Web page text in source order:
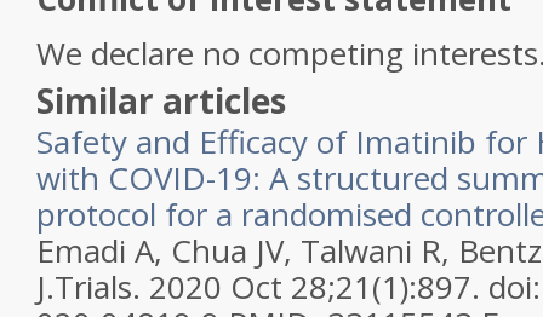
We declare no competing
Similar articles
Safety and Efficacy of Imatinib for
with COVID-19: A structured
protocol for a randomised
Emadi A, Chua JV, Talwani R,
J.Trials. 2020 Oct 28;21(1):897.